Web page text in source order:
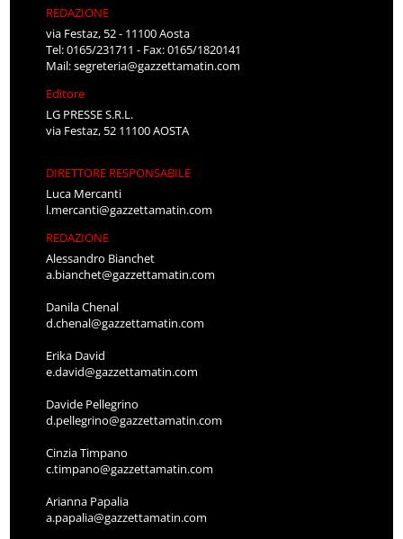
REDAZIONE
via Festaz, 52 - 11100 Aosta
Tel: 0165/231711 - Fax: 0165/1820141
Mail:segreteria@gazzettamatin.com
Editore
LG PRESSE S.R.L.
via Festaz, 52 11100 AOSTA
DIRETTORE RESPONSABILE
Luca Mercanti
l.mercanti@gazzettamatin.com
REDAZIONE
Alessandro Bianchet
a.bianchet@gazzettamatin.com
Danila Chenal
d.chenal@gazzettamatin.com
Erika David
e.david@gazzettamatin.com
Davide Pellegrino
d.pellegrino@gazzettamatin.com
Cinzia Timpano
c.timpano@gazzettamatin.com
Arianna Papalia
a.papalia@gazzettamatin.com